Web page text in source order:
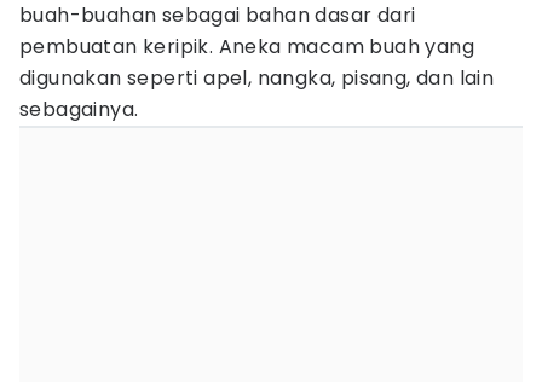
buah-buahan sebagai bahan dasar dari
pembuatan keripik. Aneka macam buah yang
digunakan seperti apel, nangka, pisang, dan lain
sebagainya.